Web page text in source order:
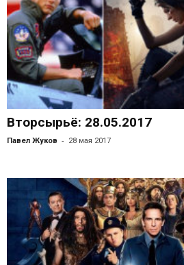
Вторсырьё: 28.05.2017
Павел Жуков - 28 мая 2017